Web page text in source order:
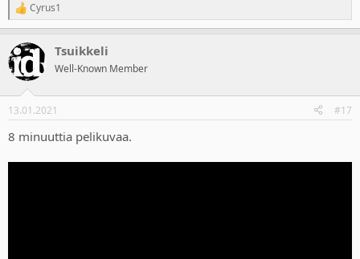
R
e
c
t
i
s
Cyrus1
Tsuikkeli
Well-Known Member
13.01.2021 #17
8 minuuttia pelikuvaa.